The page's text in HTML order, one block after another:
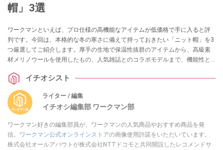
帽」3選
ワークマンといえば、プロ仕様の高機能なアイテムが低価格で手に入ると評
判です。今回は、本格的な冬の寒さに備えて持っておきたい「ニット帽」を3
つ厳選してご紹介します。厚手の生地で保温性抜群のアイテムから、高級素
材メリノウールを使用したもの、人気雑誌とのコラボモデルまで、機能性と
イチオシスト
ライター / 編集
イチオシ編集部 ワークマン部
ワークマン好きの編集部員が、ワークマンの人気商品やおすすめ商品を発
信。 ワークマン公式オンラインストアの画像使用許諾をいただいています。
株式会社オールアバウトが株式会社NTTドコモと共同開設したレコメンドサ